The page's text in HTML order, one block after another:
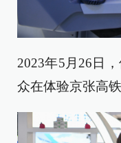
2023年5月26日
众在体验京张高